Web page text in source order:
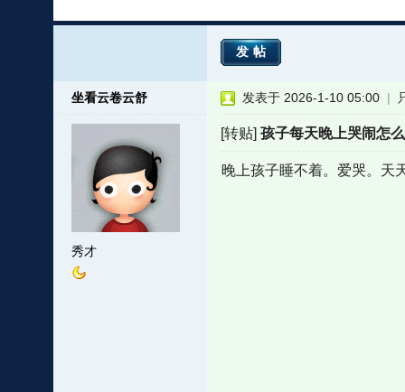
发帖
坐看云卷云舒
秀才
发表于 2026-1-10 05:00 |
[转贴]孩子每天晚上哭闹怎
晚上孩子睡不着。爱哭。天